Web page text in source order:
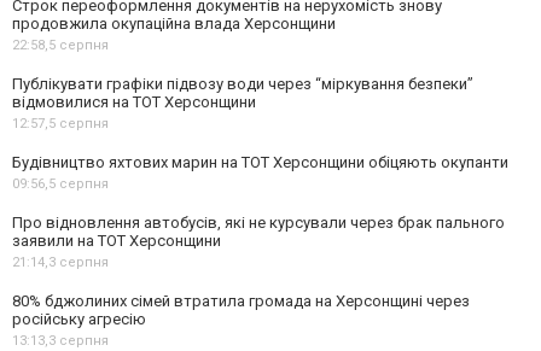
Строк переоформлення документів на нерухомість знову
продовжила окупаційна влада Херсонщини
22:58,5 серпня
Публікувати графіки підвозу води через “міркування безпеки”
відмовилися на ТОТ Херсонщини
12:57,5 серпня
Будівництво яхтових марин на ТОТ Херсонщини обіцяють окупанти
09:56,5 серпня
Про відновлення автобусів, які не курсували через брак пального
заявили на ТОТ Херсонщини
21:14,3 серпня
80% бджолиних сімей втратила громада на Херсонщині через
російську агресію
13:13,3 серпня